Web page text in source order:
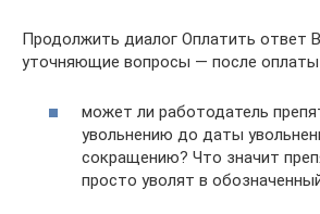
Продолжить диалог Оплатить ответ
уточняющие вопросы — после оплаты
может ли работодатель
увольнению до даты
сокращению? Что значит
просто уволят в